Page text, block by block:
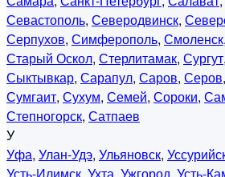
Севастополь, Северодвинск,
Серпухов, Симферополь, Смоленск,
Старый Оскол, Стерлитамак, Сургут,
Сыктывкар, Сарапул, Саров, Серов,
Сумгаит, Сухум, Семей, Сороки,
Степногорск, Сатпаев
У
Уфа, Улан-Удэ, Ульяновск,